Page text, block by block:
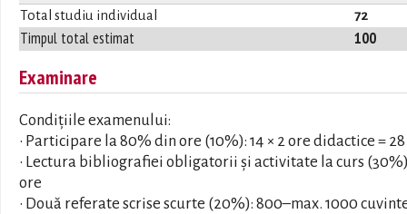
Timpul total estimat 100
Total studiu individual
72
Examinare
Condițiile examenului:
• Participare la 80% din ore (10%): 14 × 2 ore didactice =
• Lectura bibliografiei obligatorii și activitate la curs
ore
• Două referate scrise scurte (20%): 800–max. 1000